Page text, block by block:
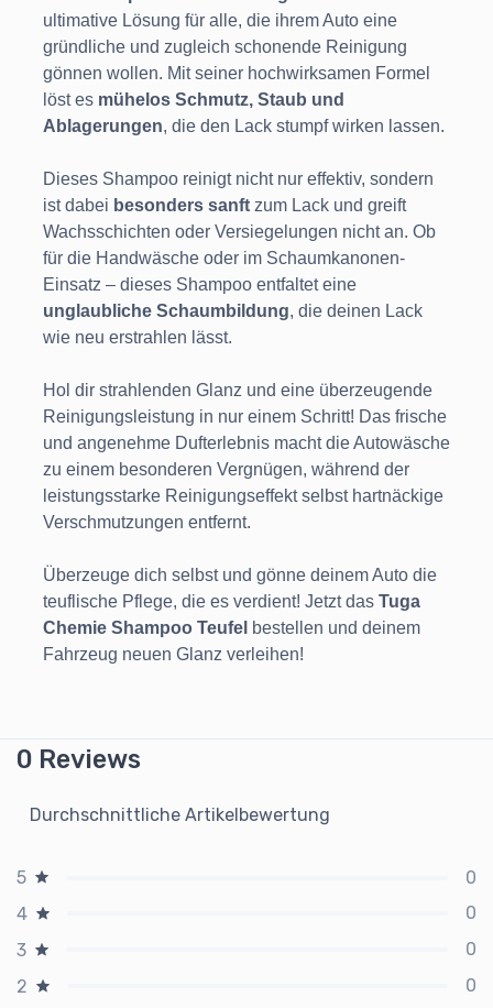
ultimative Lösung für alle, die ihrem Auto eine
gründliche und zugleich schonende Reinigung
gönnen wollen. Mit seiner hochwirksamen Formel
löst es mühelos Schmutz, Staub und
Ablagerungen, die den Lack stumpf wirken lassen.
Dieses Shampoo reinigt nicht nur effektiv, sondern
ist dabei besonders sanft zum Lack und greift
Wachsschichten oder Versiegelungen nicht an. Ob
für die Handwäsche oder im Schaumkanonen-
Einsatz – dieses Shampoo entfaltet eine
unglaubliche Schaumbildung, die deinen Lack
wie neu erstrahlen lässt.
Hol dir strahlenden Glanz und eine überzeugende
Reinigungsleistung in nur einem Schritt! Das frische
und angenehme Dufterlebnis macht die Autowäsche
zu einem besonderen Vergnügen, während der
leistungsstarke Reinigungseffekt selbst hartnäckige
Verschmutzungen entfernt.
Überzeuge dich selbst und gönne deinem Auto die
teuflische Pflege, die es verdient! Jetzt das Tuga
Chemie Shampoo Teufel bestellen und deinem
Fahrzeug neuen Glanz verleihen!
0 Reviews
Durchschnittliche Artikelbewertung
5
0
4
0
3
0
2
0